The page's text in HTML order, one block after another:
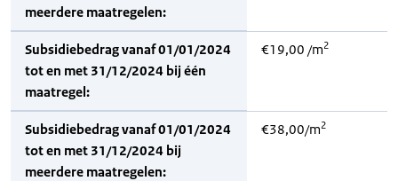
meerdere maatregelen:
Subsidiebedrag vanaf 01/01/2024
tot en met 31/12/2024 bij één
maatregel:
€19,00 /m2
Subsidiebedrag vanaf 01/01/2024
tot en met 31/12/2024 bij
meerdere maatregelen:
€38,00/m2